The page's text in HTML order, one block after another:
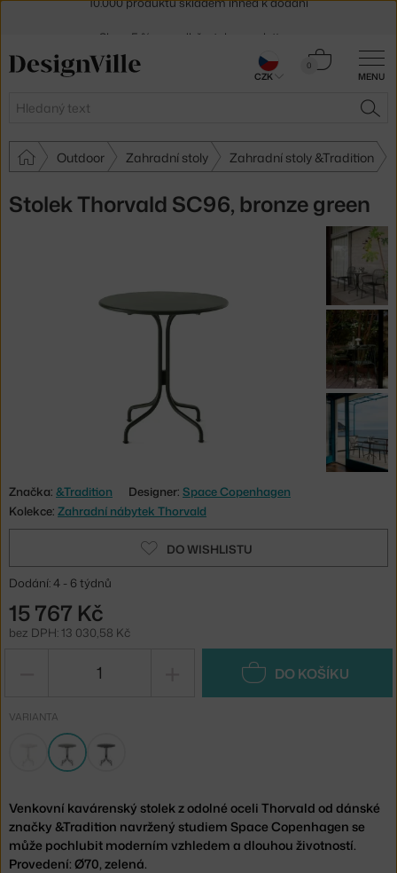
MENU
Hledat
0
Košík
Outdoor Zahradní stoly Zahradní stoly &Tradition
Stolek Thorvald SC96, bronze green
Značka: &Tradition Designer: Space Copenhagen
Kolekce: Zahradní nábytek Thorvald
DO WISHLISTU
Dodání: 4 - 6 týdnů
15 767 Kč
bez DPH: 13 030,58 Kč
DO KOŠÍKU
VARIANTA
Venkovní kavárenský stolek z odolné oceli Thorvald od dánské
značky &Tradition navržený studiem Space Copenhagen se
může pochlubit moderním vzhledem a dlouhou životností.
Provedení: Ø70, zelená.
30 dní na vrácení zboží
CZK